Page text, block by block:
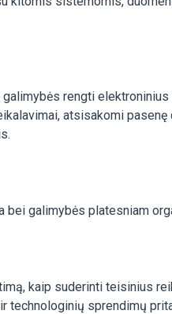
rengti
atsisakomi
galimybės platesniam
kaip suderinti teisinius
technologinių sprendimų